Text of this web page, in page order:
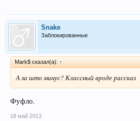
Snake
Заблокированные
Mark$ сказал(а): ↑
А за што минус? Классный вроде рассказ
Фуфло.
18 май 2013